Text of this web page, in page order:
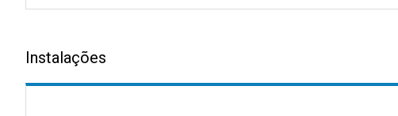
para aqueles que querem ver um pedaço da história do cinema na
Maya Bay. Aqui, os visitantes podem dar passeios na praia e desfrutar
combinação da influência de Hollywood e da beleza intemporal da
Instalações